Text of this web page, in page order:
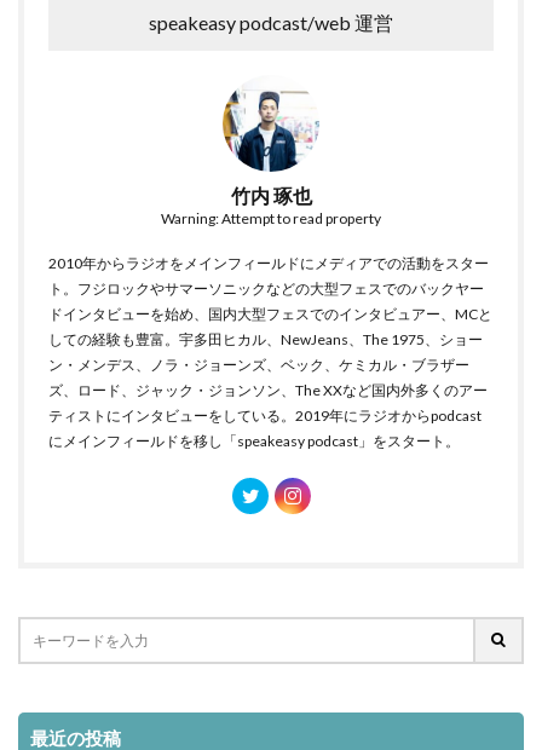
speakeasy podcast/web 運営
竹内 琢也
Warning: Attempt to read property
2010年からラジオをメインフィールドにメディアでの活動をスター
ト。フジロックやサマーソニックなどの大型フェスでのバックヤー
ドインタビューを始め、国内大型フェスでのインタビュアー、MCと
しての経験も豊富。宇多田ヒカル、NewJeans、The 1975、ショー
ン・メンデス、ノラ・ジョーンズ、ベック、ケミカル・ブラザー
ズ、ロード、ジャック・ジョンソン、The XXなど国内外多くのアー
ティストにインタビューをしている。2019年にラジオからpodcast
にメインフィールドを移し「speakeasy podcast」をスタート。
最近の投稿